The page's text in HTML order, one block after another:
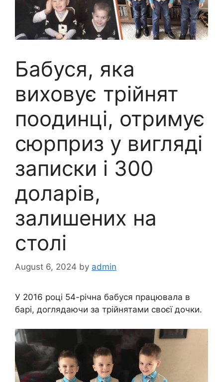
Бабуся, яка
виховує трійнят
поодинці, отримує
сюрприз у вигляді
записки і 300
доларів,
залишених на
столі
August 6, 2024 by admin
У 2016 році 54-річна бабуся працювала в
барі, доглядаючи за трійнятами своєї дочки.